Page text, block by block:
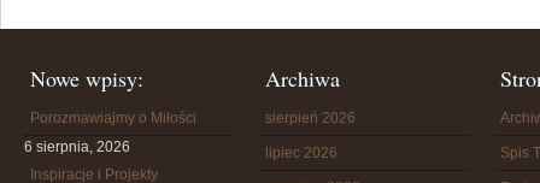
Nowe wpisy:
Porozmawiajmy o Miłości
6 sierpnia, 2026
Inspiracje i Projekty
Archiwa
sierpień 2026
lipiec 2026 Spis